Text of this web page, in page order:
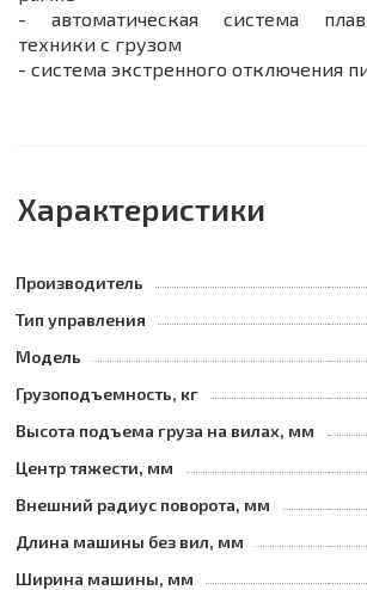
- автоматическая система
техники с грузом
- система экстренного отключения
Характеристики
Производитель
Тип управления
Модель
Грузоподъемность, кг
Высота подъема груза на вилах, мм
Центр тяжести, мм
Внешний радиус поворота, мм
Длина машины без вил, мм
Ширина машины, мм